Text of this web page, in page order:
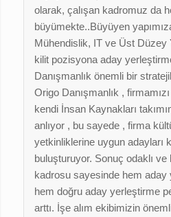
olarak, çalışan kadromuz da
büyümekte..Büyüyen
Mühendislik, IT ve Üst Düzey
kilit pozisyona aday
Danışmanlık önemli bir
Origo Danışmanlık ,
kendi İnsan Kaynakları
anlıyor , bu sayede , firma
yetkinliklerine uygun adayları
buluşturuyor. Sonuç odaklı ve
kadrosu sayesinde hem aday
hem doğru aday yerleştirme
arttı. İşe alım ekibimizin